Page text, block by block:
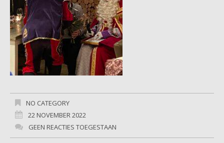
NO CATEGORY
22 NOVEMBER 2022
GEEN REACTIES TOEGESTAAN